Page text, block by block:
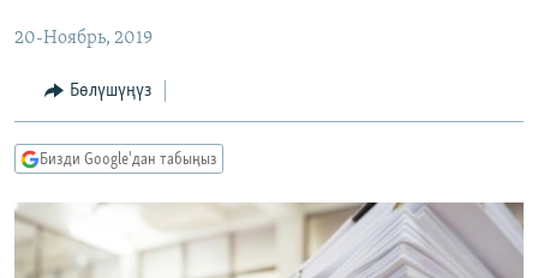
МАДАНИЯТ
ТВ ПРОГРАММАЛАР
БҮГҮН АЗАТТЫКТА
ДАНИСТЕ
ЭЖЕ-СИҢДИЛЕР
ПОДКАСТ
Русский
ОНЛАЙН ШЕРИНЕ
20-Ноябрь, 2019
Бөлүшүңүз
Бизди Google'дан табыңыз